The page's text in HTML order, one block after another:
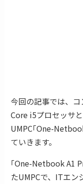
今回の記事では、
Core i5プロセッサ
UMPC｢One-
ていきます。
｢One-Netbook A1
たUMPCで、ITエン